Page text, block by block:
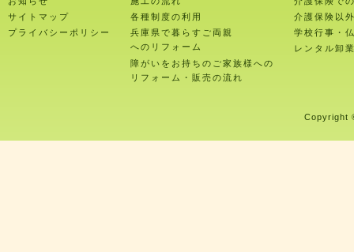
サイトマップ
プライバシーポリシー
各種制度の利用
兵庫県で暮らすご両親
へのリフォーム
障がいをお持ちのご家族様への
リフォーム・販売の流れ
介護保険以
学校行事・
レンタル卸
Copyright